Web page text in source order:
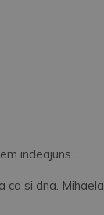
indeajuns…
ca si dna. Mihaela